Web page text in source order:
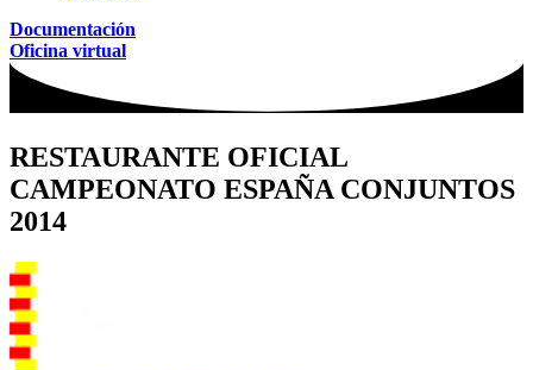
Documentación
Oficina virtual
RESTAURANTE OFICIAL
CAMPEONATO ESPAÑA CONJUNTOS
2014